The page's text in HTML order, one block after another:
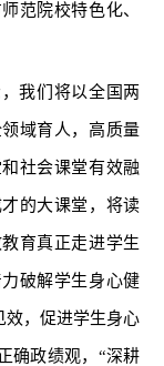
范院校特色化、
我们将以全国两
域育人，高质量
社会课堂有效融
的大课堂，将读
育真正走进学生
破解学生身心健
效，促进学生身心
确政绩观，“深耕